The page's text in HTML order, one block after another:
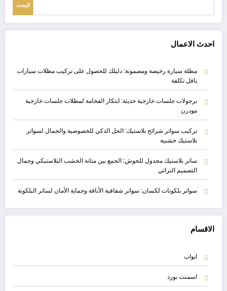
البحث
احدث الاعمال
مظلة سيارة رخيصة ومضمونة: دليلك للحصول على تركيب مظلات سيارات
باقل تكلفة
برجولات جلسات خارجية حديثة: ابتكار الفخامة لمظلات جلسات خارجية
مودرن
تركيب سواتر شرائح بلاستيك: الحل الذكي للخصوصية والجمال لسواتر
بلاستيك خشبية
ساتر بلاستيك مجدول للحوش: الجمع بين متانة الخشب البلاستيكي وجمال
التصميم التراثي
سواتر بلكونات لكسان: سواتر شفافية الأناقة وحماية الأمان لساتر البلكونة
الاقسام
ابواب
اسمنت بورد